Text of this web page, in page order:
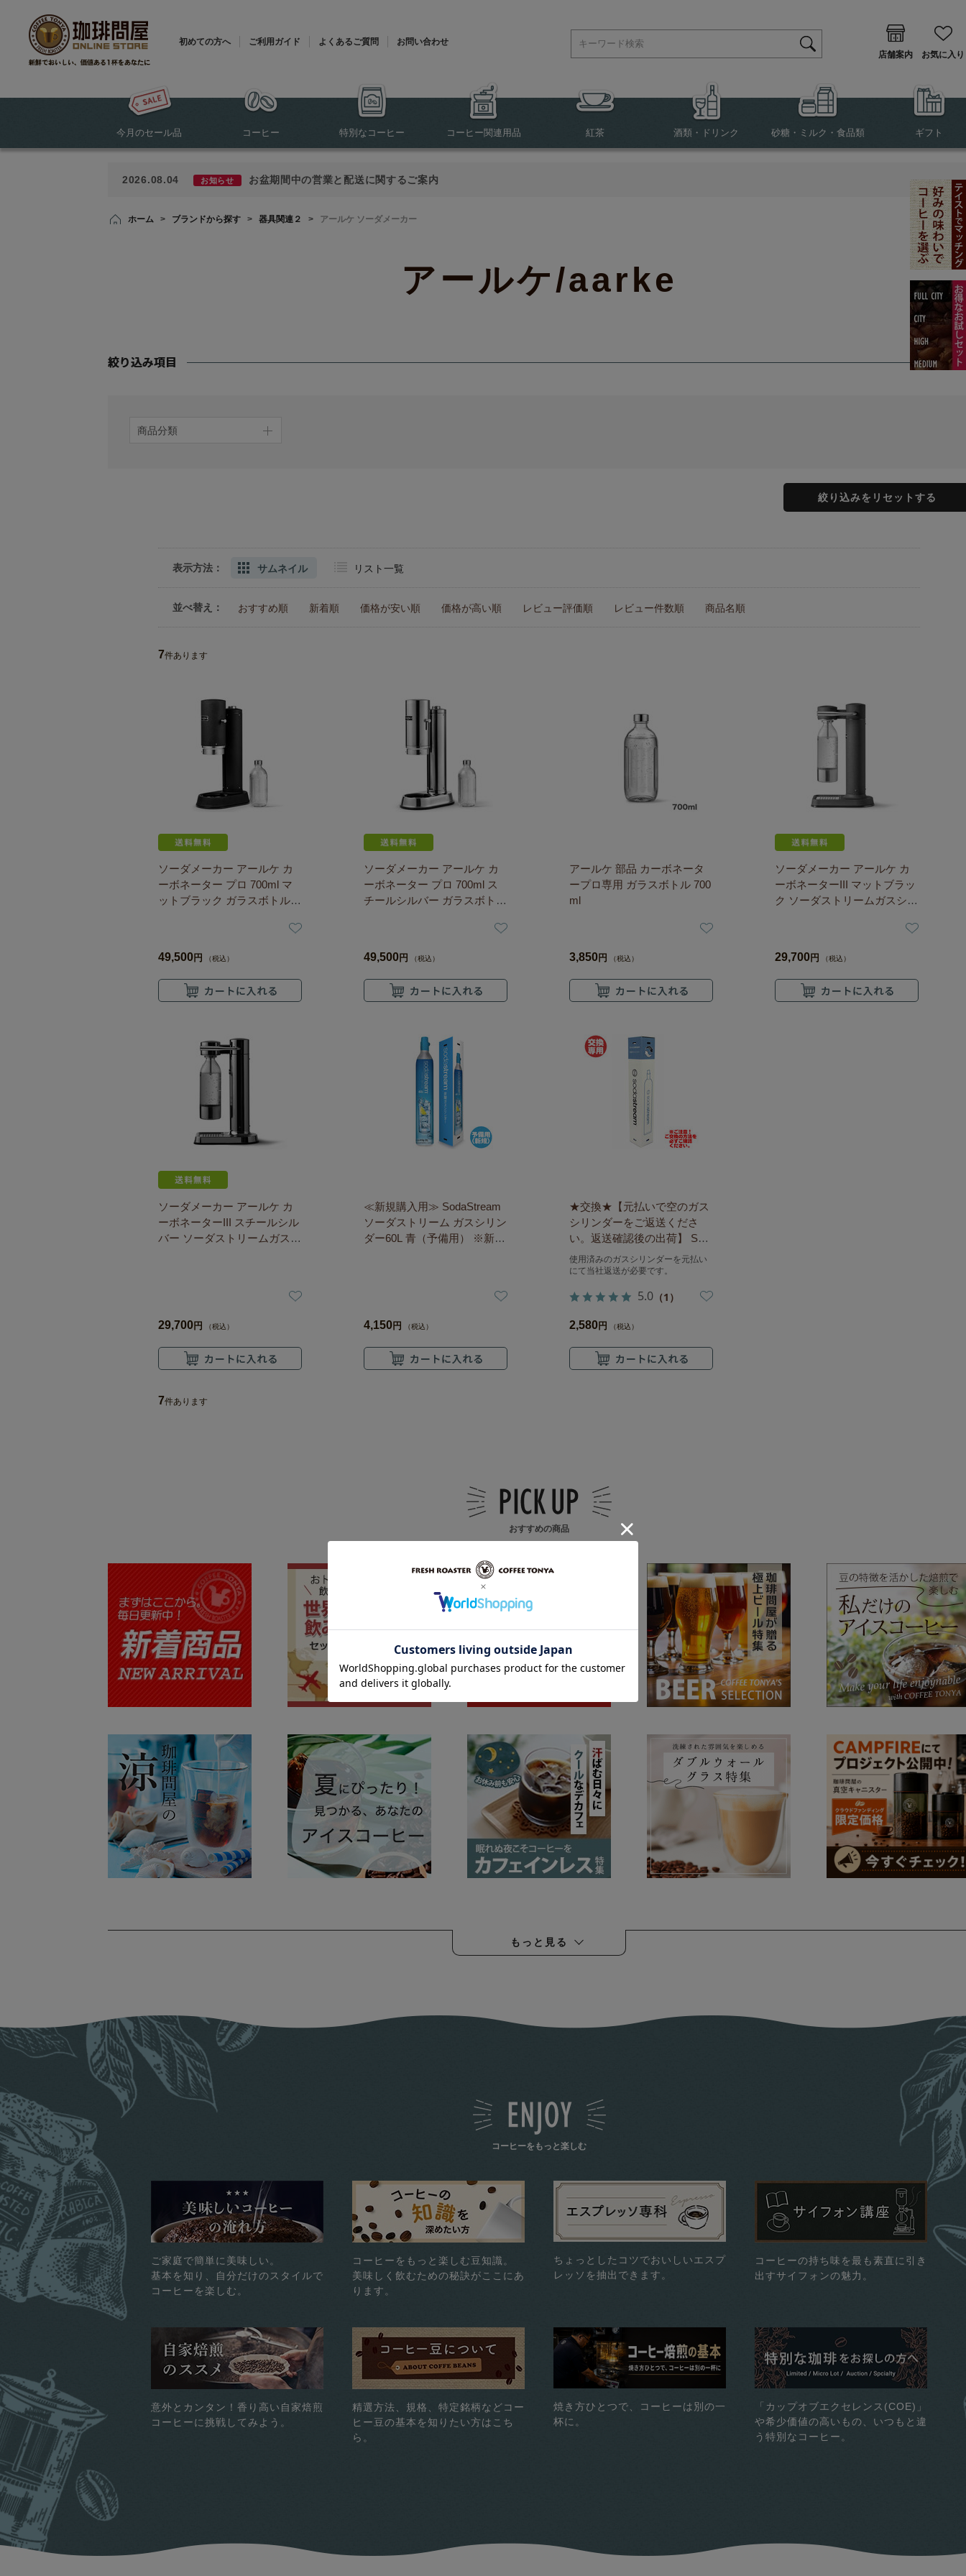
初めての方へ ご利用ガイド よくあるご質問
お問い合わせ
店舗案内
お気に入り
今月のセール品 コーヒー 特別なコーヒー コーヒー関連用品 紅茶 酒類・ドリンク 砂糖・ミルク・食品類 ギフト
2026.08.04 お知らせ お盆期間中の営業と配送に関するご案内
ホーム > ブランドから探す > 器具関連２ > アールケ ソーダメーカー
アールケ/aarke
商品分類
絞り込みをリセットする
表示方法： サムネイル リスト一覧
並べ替え： おすすめ順 新着順 価格が安い順 価格が高い順 レビュー評価順 レビュー件数順 商品名順
7件あります
ソーダメーカー アールケ カ
ーボネーター プロ 700ml マ
ットブラック ガラスボトル仕
49,500 円 （税込）
ソーダメーカー アールケ カ
ーボネーター プロ 700ml ス
チールシルバー ガラスボトル
49,500 円 （税込）
アールケ 部品 カーボネータ
ープロ専用 ガラスボトル 700
ml
3,850 円 （税込）
ソーダメーカー アールケ カ
ーボネーターIII マットブラッ
ク ソーダストリームガスシリ
29,700 円 （税込）
ソーダメーカー アールケ カ
ーボネーターIII スチールシル
バー ソーダストリームガスシ
29,700円 （税込）
≪新規購入用≫ SodaStream
ソーダストリーム ガスシリン
ダー60L 青（予備用） ※新規
4,150円 （税込）
★交換★【元払いで空のガス
シリンダーをご返送くださ
い。返送確認後の出荷】 Sod
aStream ソーダストリーム ガ
スシリンダー60L 青 交換専用
使用済みのガスシリンダーを元払い
にて当社返送が必要です。
5.0 （1）
2,580円 （税込）
7件あります
おすすめの商品
もっと見る
コーヒーをもっと楽しむ
ご家庭で簡単に美味しい。
基本を知り、自分だけのスタイルで
コーヒーを楽しむ。
コーヒーをもっと楽しむ豆知識。
美味しく飲むための秘訣がここにあ
ります。
ちょっとしたコツでおいしいエスプ
レッソを抽出できます。
コーヒーの持ち味を最も素直に引き
出すサイフォンの魅力。
意外とカンタン！香り高い自家焙煎
コーヒーに挑戦してみよう。
精選方法、規格、特定銘柄などコー
ヒー豆の基本を知りたい方はこち
ら。
焼き方ひとつで、コーヒーは別の一
杯に。
「カップオブエクセレンス(COE)」
や希少価値の高いもの、いつもと違
う特別なコーヒー。